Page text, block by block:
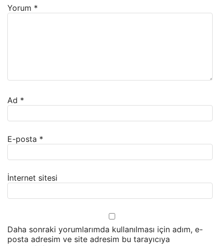
Yorum *
Ad *
E-posta *
İnternet sitesi
Daha sonraki yorumlarımda kullanılması için adım, e-
posta adresim ve site adresim bu tarayıcıya